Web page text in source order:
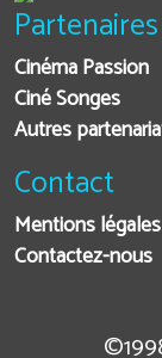
Partenaires
Cinéma Passion
Ciné Songes
Autres
Contact
Mentions légales
Contactez-nous